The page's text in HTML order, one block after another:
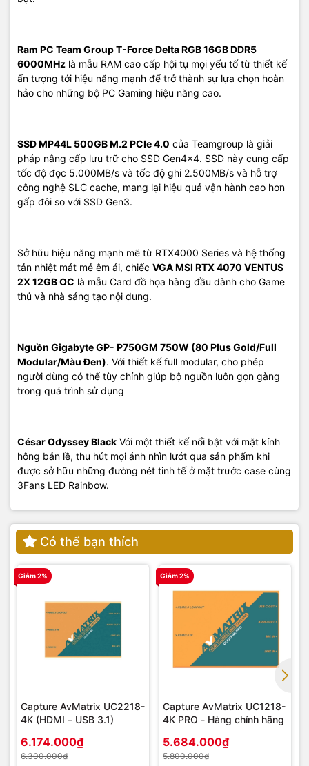
Ram PC Team Group T-Force Delta RGB 16GB DDR5
6000MHz là mẫu RAM cao cấp hội tụ mọi yếu tố từ thiết kế
ấn tượng tới hiệu năng mạnh để trở thành sự lựa chọn hoàn
hảo cho những bộ PC Gaming hiệu năng cao.
SSD MP44L 500GB M.2 PCIe 4.0 của Teamgroup là giải
pháp nâng cấp lưu trữ cho SSD Gen4x4. SSD này cung cấp
tốc độ đọc 5.000MB/s và tốc độ ghi 2.500MB/s và hỗ trợ
công nghệ SLC cache, mang lại hiệu quả vận hành cao hơn
gấp đôi so với SSD Gen3.
Sở hữu hiệu năng mạnh mẽ từ RTX4000 Series và hệ thống
tản nhiệt mát mẻ êm ái, chiếc VGA MSI RTX 4070 VENTUS
2X 12GB OC là mẫu Card đồ họa hàng đầu dành cho Game
thủ và nhà sáng tạo nội dung.
Nguồn Gigabyte GP- P750GM 750W (80 Plus Gold/Full
Modular/Màu Đen). Với thiết kế full modular, cho phép
người dùng có thể tùy chỉnh giúp bộ nguồn luôn gọn gàng
trong quá trình sử dụng
César Odyssey Black Với một thiết kế nổi bật với mặt kính
hông bản lề, thu hút mọi ánh nhìn lướt qua sản phẩm khi
được sở hữu những đường nét tinh tế ở mặt trước case cùng
3Fans LED Rainbow.
Có thể bạn thích
Giảm 2%
Capture AvMatrix UC2218-
4K (HDMI – USB 3.1)
6.174.000₫
6.300.000₫
Giảm 2%
Capture AvMatrix UC1218-
4K PRO - Hàng chính hãng
5.684.000₫
5.800.000₫